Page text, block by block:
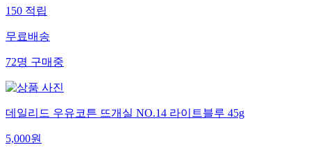
150적립
무료배송
72명구매중
데일리드 우유코튼 뜨개실 NO.14 라이트블루 45g
5,000원